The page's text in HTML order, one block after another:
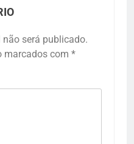
não será publicado.
marcados com *